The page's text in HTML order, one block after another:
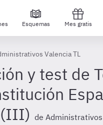
Esquemas Mes gratis
Valencia TL
y test de
de